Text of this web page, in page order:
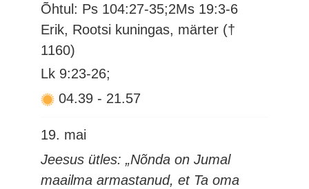
Õhtul: Ps 104:27-35;2Ms 19:3-6
Erik, Rootsi kuningas, märter (†
1160)
Lk 9:23-26;
04.39 - 21.57
19. mai
Jeesus ütles: „Nõnda on Jumal
maailma armastanud, et Ta oma